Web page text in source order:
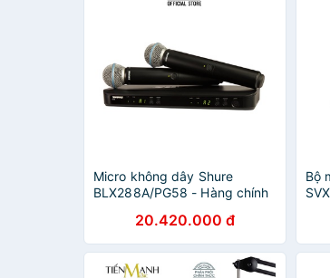
Micro không dây Shure
BLX288A/PG58 - Hàng chính
phòng trà, hội thảo và
Karaoke
20.420.000 đ
Bộ